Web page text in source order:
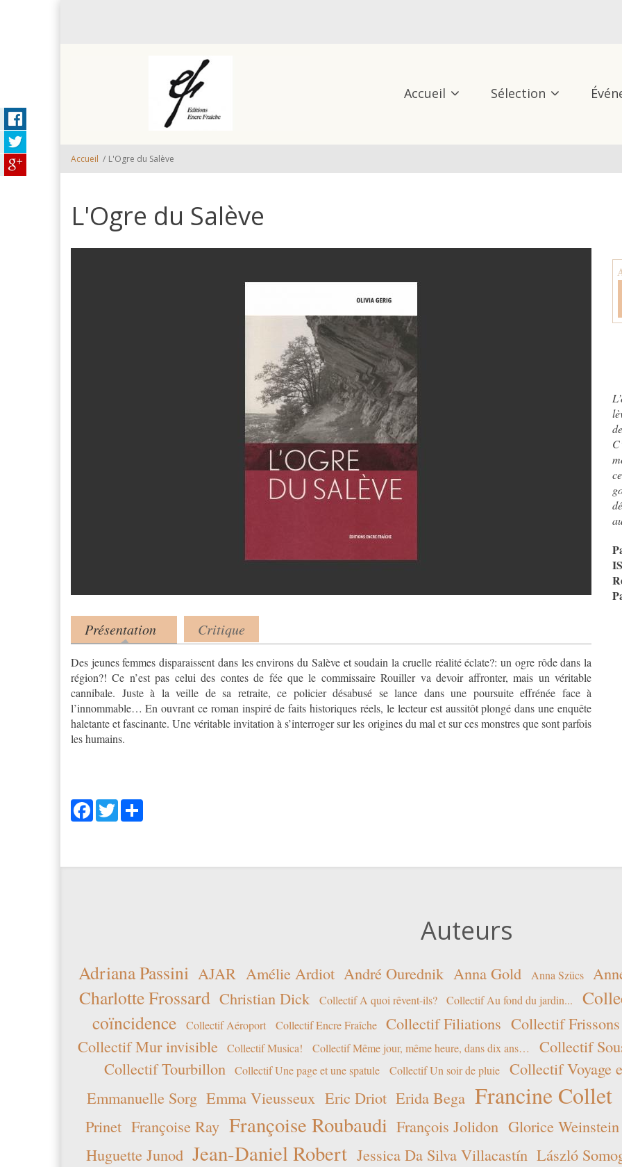
Accueil Sélection
Accueil / L'Ogre du Salève
L'Ogre du Salève
Product tabs
Présentation
(onglet actif)
Critique
Des jeunes femmes disparaissent dans les environs du Salève et soudain la cruelle réalité éclate?: un ogre rôde dans la
région?! Ce n’est pas celui des contes de fée que le commissaire Rouiller va devoir affronter, mais un véritable
cannibale. Juste à la veille de sa retraite, ce policier désabusé se lance dans une poursuite effrénée face à
l’innommable… En ouvrant ce roman inspiré de faits historiques réels, le lecteur est aussitôt plongé dans une enquête
haletante et fascinante. Une véritable invitation à s’interroger sur les origines du mal et sur ces monstres que sont parfois
les humains.
Facebook
Twitter
Auteurs
Adriana Passini AJAR Amélie Ardiot André Ourednik Anna Gold Anna Szücs
Charlotte Frossard Christian Dick Collectif A quoi rêvent-ils? Collectif Au fond du jardin...
coïncidence
Collectif Aéroport Collectif Encre Fraîche Collectif Filiations Collectif Frissons
Collectif Mur invisible Collectif Musica! Collectif Même jour, même heure, dans dix ans… Collectif
Collectif Tourbillon
Collectif Une page et une spatule Collectif Un soir de pluie Collectif Voyage
Emmanuelle Sorg Emma Vieusseux Eric Driot Erida Bega Francine Collet
Prinet Françoise Ray Françoise Roubaudi François Jolidon Glorice Weinstein
Huguette Junod Jean-Daniel Robert Jessica Da Silva Villacastín László